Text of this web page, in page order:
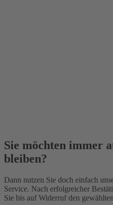
Sie möchten immer
bleiben?
Dann nutzen Sie doch einfach
Service. Nach erfolgreicher
Sie bis auf Widerruf den